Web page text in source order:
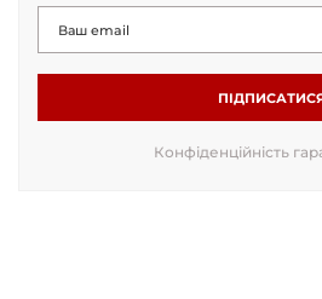
Конфіденційність